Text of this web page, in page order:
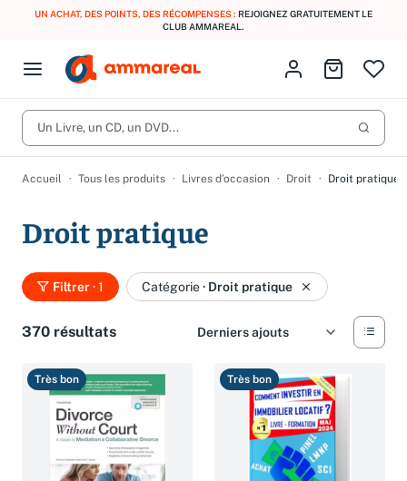
UN ACHAT, DES POINTS, DES RÉCOMPENSES : REJOIGNEZ GRATUITEMENT LE
CLUB AMMAREAL.
Open menu
Fermer le menu
CD d'occasion
Partitions
Culture à 1 €
Nos engagements
Produits Catégories
Vous n'avez pas trouvé l'article que vous cherchiez ?
Activez les notifications dans votre compte pour être alerté dès
Identifiez-vous
Aller au
Un Livre, un CD, un DVD...
Accueil Tous les produits Livres d’occasion Droit Droit pratique
Droit pratique
Filtrer· 1 Catégorie· Droit pratique
370 résultats
Très bon Très bon